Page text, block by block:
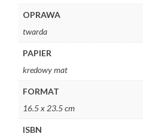
OPRAWA
twarda
PAPIER
kredowy mat
FORMAT
16.5 x 23.5 cm
ISBN